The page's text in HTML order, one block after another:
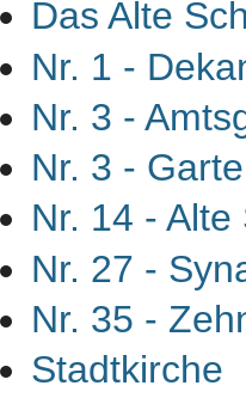
Das Alte
Nr. 1 -
Nr. 3 -
Nr. 3 -
Nr. 14 - Alte
Nr. 27 -
Nr. 35 -
Stadtkirche